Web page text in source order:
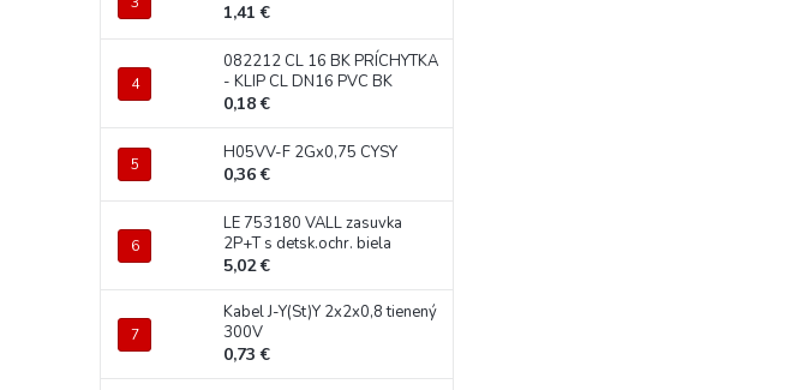
1,41 €
082212 CL 16 BK PRÍCHYTKA
- KLIP CL DN16 PVC BK
0,18 €
H05VV-F 2Gx0,75 CYSY
0,36 €
LE 753180 VALL zasuvka
2P+T s detsk.ochr. biela
5,02 €
Kabel J-Y(St)Y 2x2x0,8 tienený
300V
0,73 €